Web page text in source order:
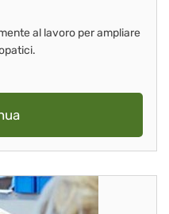
al lavoro per ampliare